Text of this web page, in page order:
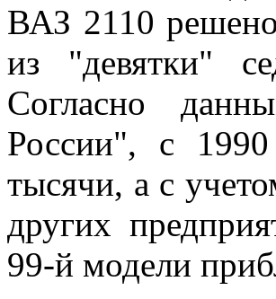
ВАЗ 2110
из "девятки"
Согласно
России", с
тысячи, а с
других
99-й модели